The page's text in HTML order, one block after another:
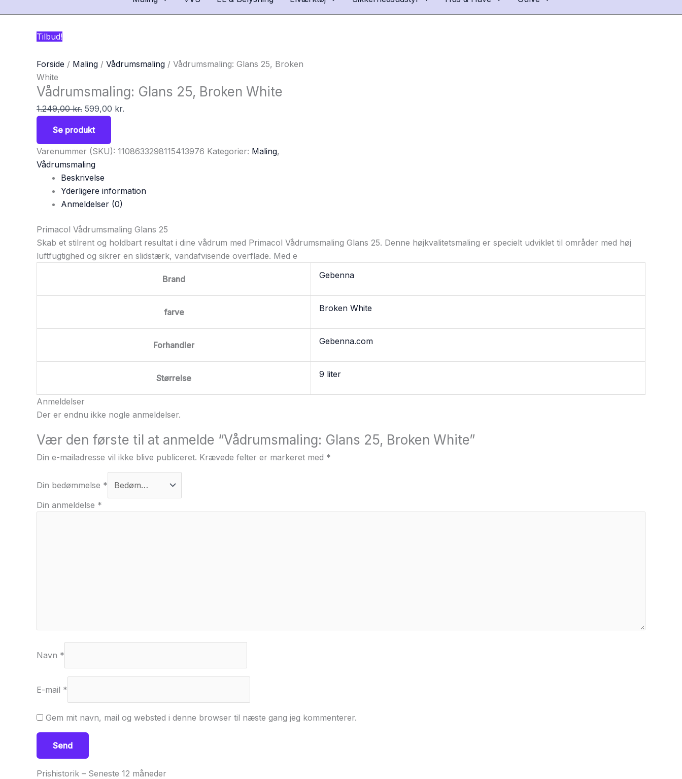
Tilbud!
Forside / Maling / Vådrumsmaling / Vådrumsmaling: Glans 25, Broken
White
Vådrumsmaling: Glans 25, Broken White
1.249,00kr. 599,00 kr.
Se produkt
Varenummer (SKU): 1108633298115413976 Kategorier: Maling,
Vådrumsmaling
Beskrivelse
Yderligere information
Anmeldelser (0)
Primacol Vådrumsmaling Glans 25
Skab et stilrent og holdbart resultat i dine vådrum med Primacol Vådrumsmaling Glans 25. Denne højkvalitetsmaling er specielt udviklet til områder med høj
luftfugtighed og sikrer en slidstærk, vandafvisende overflade. Med e
Brand Gebenna
farve Broken White
Forhandler Gebenna.com
Størrelse 9 liter
Anmeldelser
Der er endnu ikke nogle anmeldelser.
Vær den første til at anmelde “Vådrumsmaling: Glans 25, Broken White”
Din e-mailadresse vil ikke blive publiceret. Krævede felter er markeret med *
Din bedømmelse *
Din anmeldelse *
Navn *
E-mail *
Gem mit navn, mail og websted i denne browser til næste gang jeg kommenterer.
Prishistorik – Seneste 12 måneder